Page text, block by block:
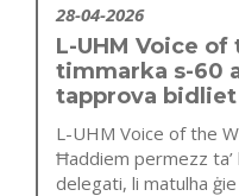
28-04-2026
L-UHM Voice
timmarka s-60
tapprova
L-UHM Voice of the
Ħaddiem permezz
delegati, li matulha